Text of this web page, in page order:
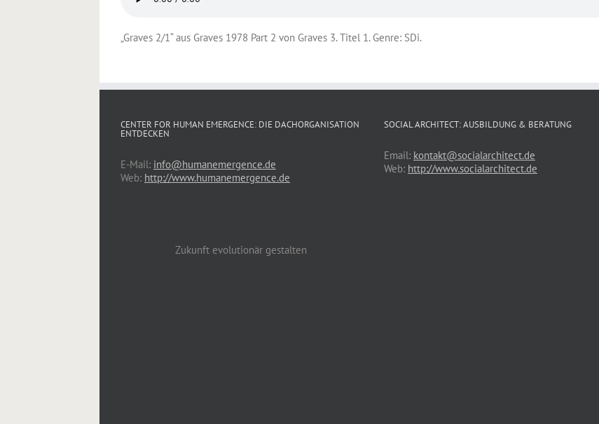
„Graves 2/1“ aus Graves 1978 Part 2 von Graves 3. Titel 1. Genre: SDi.
CENTER FOR HUMAN EMERGENCE: DIE DACHORGANISATION
ENTDECKEN
E-Mail: info@humanemergence.de
Web: http://www.humanemergence.de
Zukunft evolutionär gestalten
SOCIAL ARCHITECT: AUSBILDUNG & BERATUNG
Email: kontakt@socialarchitect.de
Web: http://www.socialarchitect.de